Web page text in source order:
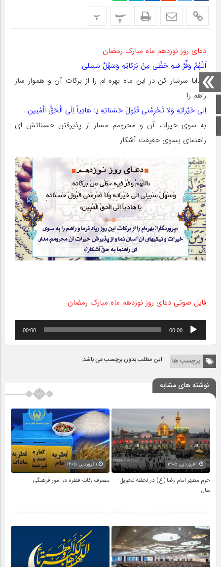
صفحه اصلی
اینستاگرام
پ پ
دعای روز نوزدهم ماه مبارک رمضان
اَللّهُمَّ وَفِّرْ فیهِ حَظّى مِنْ بَرَکاتِهِ وَسَهِّلْ سَبیلى
خدایا سرشار کن در این ماه بهره ام را از برکات آن و هموار ساز
راهم را
اِلى خَیْراتِهِ وَلا تَحْرِمْنى قَبُولَ حَسَناتِهِ یا هادِیاً اِلَى الْحَقِّ الْمُبینِ
به سوى خیرات آن و محرومم مساز از پذیرفتن حسناتش اى
راهنماى بسوى حقیقت آشکار
فایل صوتی دعای روز نوزدهم ماه مبارک رمضان
پخش‌کننده
صوت
00:00
00:00
برچسب ها این مطلب بدون برچسب می باشد.
نوشته های مشابه
حرم مطهر امام رضا (ع) در لحظه تحویل
سال
مصرف زکات فطره در امور فرهنگی